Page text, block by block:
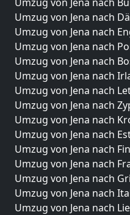
Umzug von Jena nach
Umzug von Jena nach
Umzug von Jena nach
Umzug von Jena nach
Umzug von Jena nach
Umzug von Jena nach
Umzug von Jena nach
Umzug von Jena nach
Umzug von Jena nach
Umzug von Jena nach
Umzug von Jena nach
Umzug von Jena nach
Umzug von Jena nach
Umzug von Jena nach